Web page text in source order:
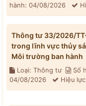
hành: 04/08/2026
Thông tư 33/2026/
trong lĩnh vực thủy
Môi trường ban hành
Loại: Thông tư Số
04/08/2026
Hiệu